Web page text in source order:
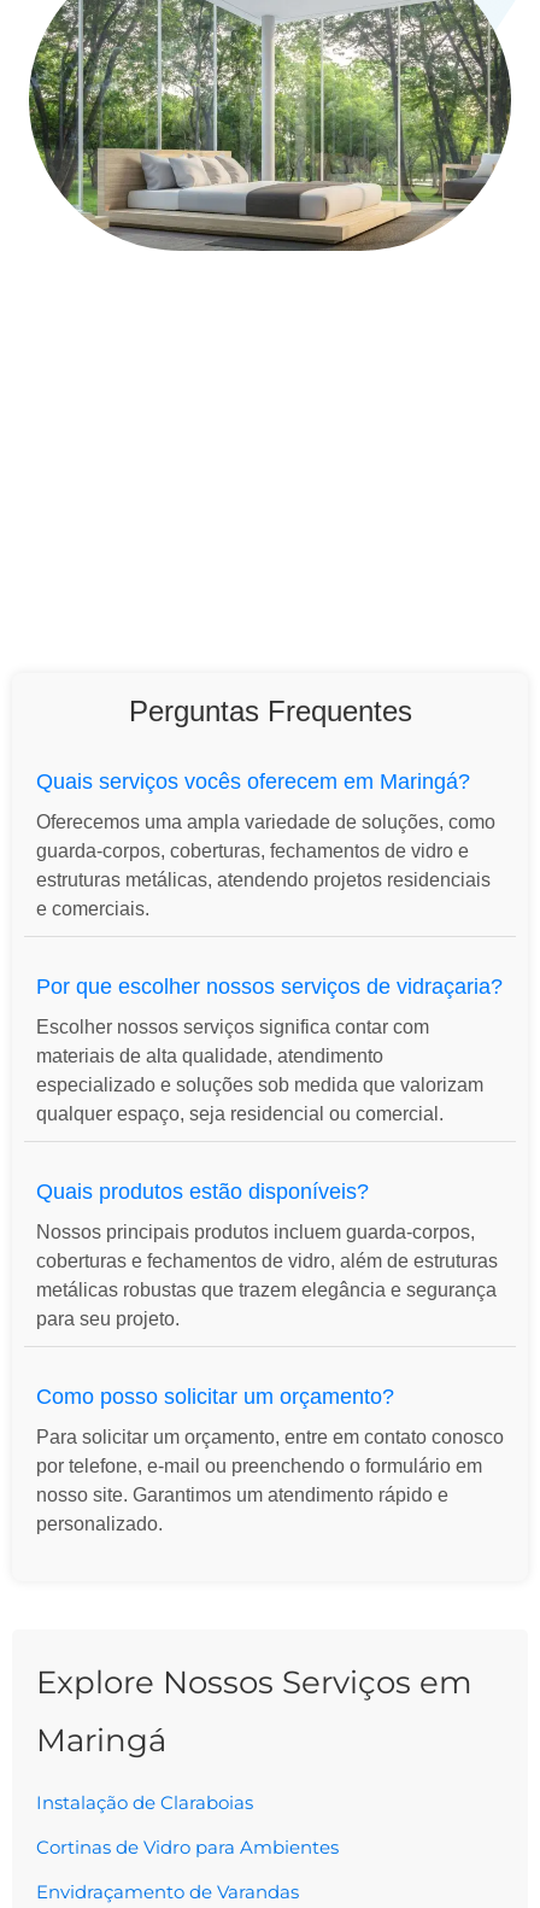
Perguntas Frequentes
Quais serviços vocês oferecem em Maringá?
Oferecemos uma ampla variedade de soluções, como
guarda-corpos, coberturas, fechamentos de vidro e
estruturas metálicas, atendendo projetos residenciais
e comerciais.
Por que escolher nossos serviços de vidraçaria?
Escolher nossos serviços significa contar com
materiais de alta qualidade, atendimento
especializado e soluções sob medida que valorizam
qualquer espaço, seja residencial ou comercial.
Quais produtos estão disponíveis?
Nossos principais produtos incluem guarda-corpos,
coberturas e fechamentos de vidro, além de estruturas
metálicas robustas que trazem elegância e segurança
para seu projeto.
Como posso solicitar um orçamento?
Para solicitar um orçamento, entre em contato conosco
por telefone, e-mail ou preenchendo o formulário em
nosso site. Garantimos um atendimento rápido e
personalizado.
Explore Nossos Serviços em
Maringá
Instalação de Claraboias
Cortinas de Vidro para Ambientes
Envidraçamento de Varandas